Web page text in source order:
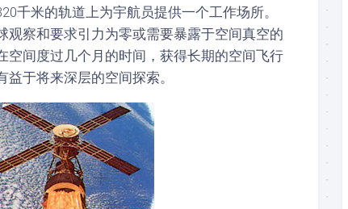
千米的轨道上为宇航员提供一个工作场所。
观察和要求引力为零或需要暴露于空间真空的
空间度过几个月的时间，获得长期的空间飞行
于将来深层的空间探索。